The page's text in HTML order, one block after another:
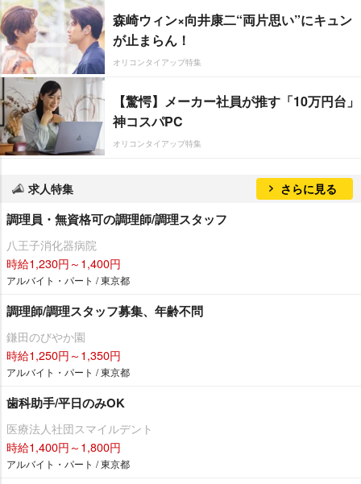
森崎ウィン×向井康二“両片思い”にキュン
が止まらん！
オリコンタイアップ特集
【驚愕】メーカー社員が推す「10万円台」
神コスパPC
オリコンタイアップ特集
求人特集 さらに見る
調理員・無資格可の調理師/調理スタッフ
八王子消化器病院
時給1,230円～1,400円
アルバイト・パート / 東京都
調理師/調理スタッフ募集、年齢不問
鎌田のびやか園
時給1,250円～1,350円
アルバイト・パート / 東京都
歯科助手/平日のみOK
医療法人社団スマイルデント
時給1,400円～1,800円
アルバイト・パート / 東京都